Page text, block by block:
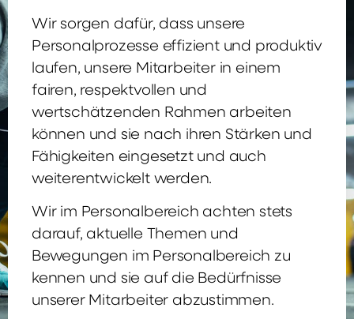
Wir sorgen dafür, dass unsere
Personalprozesse effizient und produktiv
laufen, unsere Mitarbeiter in einem
fairen, respektvollen und
wertschätzenden Rahmen arbeiten
können und sie nach ihren Stärken und
Fähigkeiten eingesetzt und auch
weiterentwickelt werden.
Wir im Personalbereich achten stets
darauf, aktuelle Themen und
Bewegungen im Personalbereich zu
kennen und sie auf die Bedürfnisse
unserer Mitarbeiter abzustimmen.